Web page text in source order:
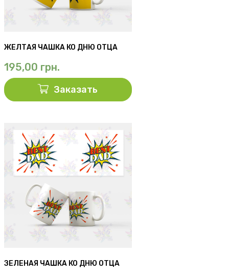
ЖЕЛТАЯ ЧАШКА КО ДНЮ ОТЦА
195,00 грн.
Заказать
ЗЕЛЕНАЯ ЧАШКА КО ДНЮ ОТЦА